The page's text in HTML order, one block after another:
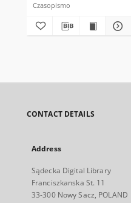
Czasopismo
CONTACT DETAILS
Address
Sądecka Digital Library
Franciszkanska St. 11
33-300 Nowy Sacz, POLAND